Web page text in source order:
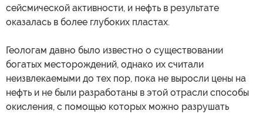
сейсмической активности, и нефть в результате
оказалась в более глубоких пластах.
Геологам давно было известно о существовании
богатых месторождений, однако их считали
неизвлекаемыми до тех пор, пока не выросли цены на
нефть и не были разработаны в этой отрасли способы
окисления, с помощью которых можно разрушать